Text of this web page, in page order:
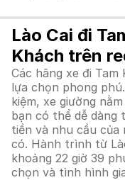
Lào Cai đi
Khách trên
Các hãng xe đi
lựa chọn phong
kiệm, xe giường
bạn có thể dễ dàng
tiền và nhu cầu
có. Hành trình từ
khoảng 22 giờ 39
chọn và tình hình